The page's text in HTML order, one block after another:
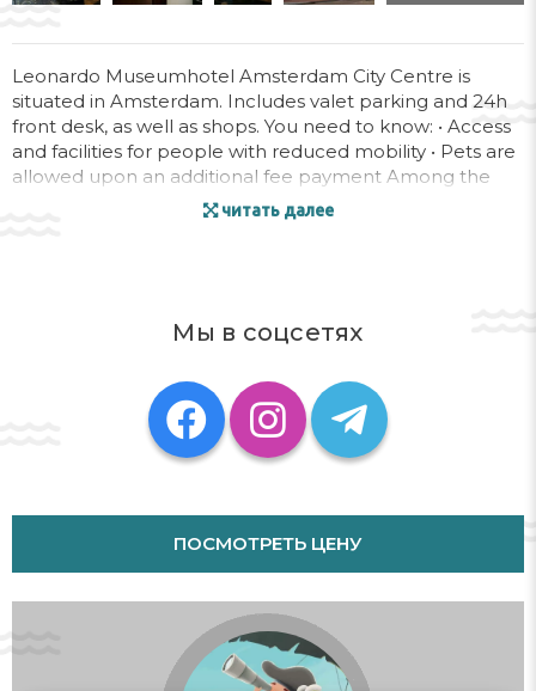
Leonardo Museumhotel Amsterdam City Centre is
situated in Amsterdam. Includes valet parking and 24h
front desk, as well as shops. You need to know: • Access
and facilities for people with reduced mobility • Pets are
allowed upon an additional fee payment Among the
property amenities are rooftop terrace and elevator.
With additional cost, offers wi-fi with extra charge in
читать далее
Мы в соцсетях
ПОСМОТРЕТЬ ЦЕНУ